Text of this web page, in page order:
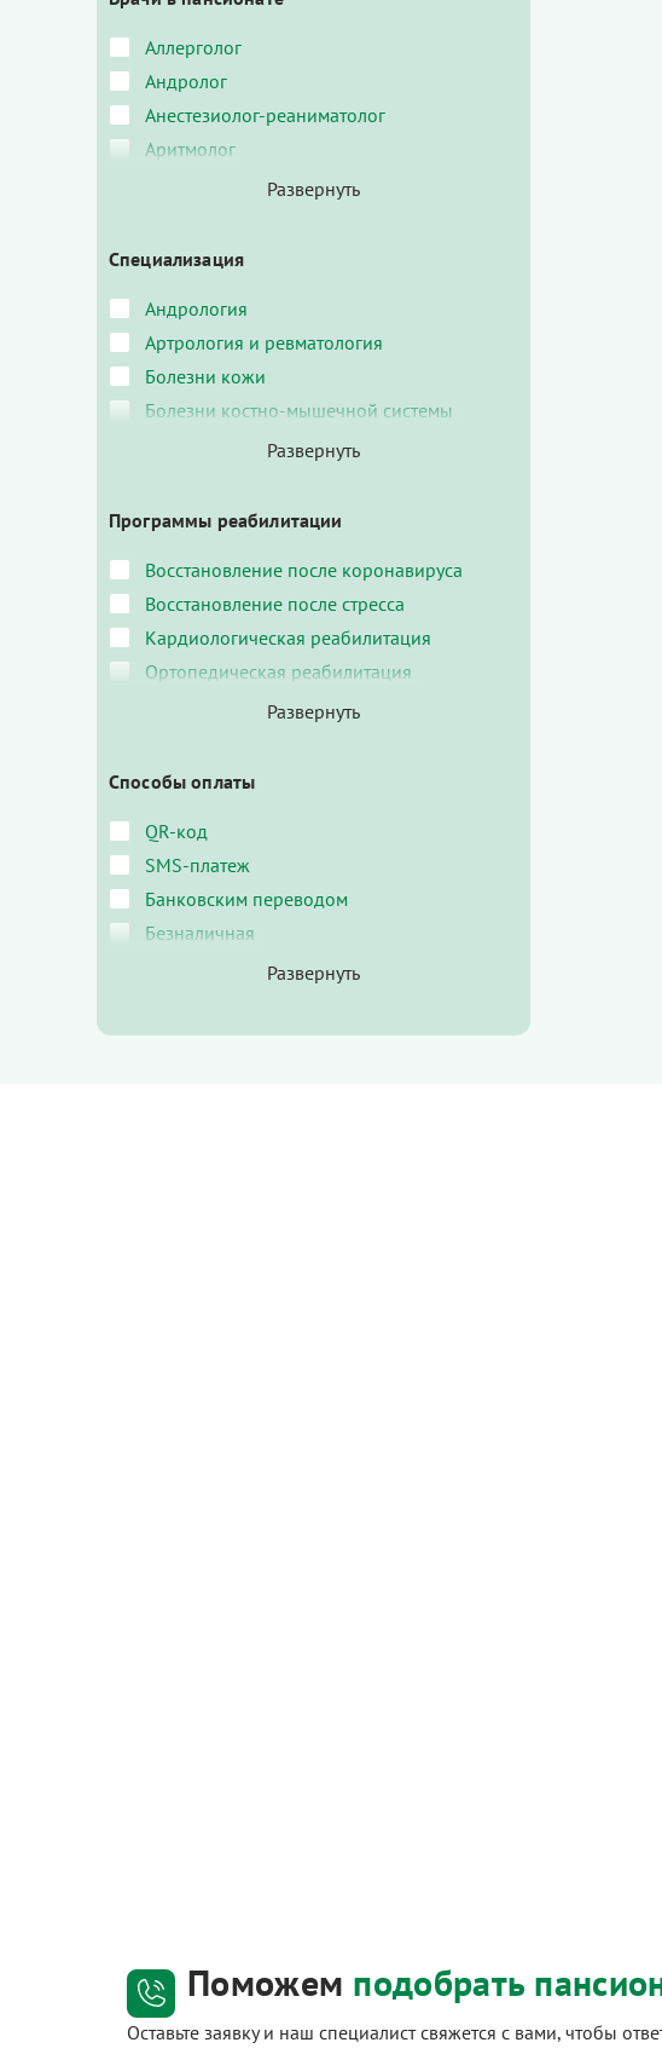
Аллерголог
Андролог
Анестезиолог-реаниматолог
Аритмолог
Специализация
Андрология
Артрология и ревматология
Болезни кожи
Болезни костно-мышечной системы
Программы реабилитации
Восстановление после коронавируса
Восстановление после стресса
Кардиологическая реабилитация
Ортопедическая реабилитация
Способы оплаты
QR-код
SMS-платеж
Банковским переводом
Безналичная
Поможем подобрать
Оставьте заявку и наш специалист свяжется с вами, чтобы